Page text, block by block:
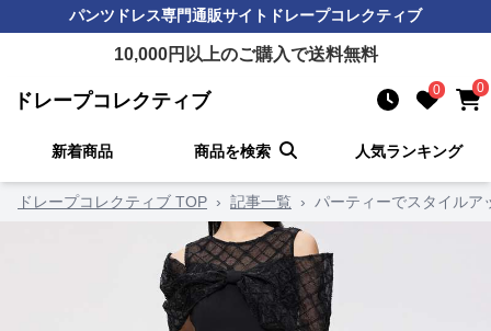
パンツドレス専門通販サイト ドレープコレクティブ
10,000円以上のご購入で送料無料
ドレープコレクティブ 0 0
新着商品 商品を検索 人気ランキング
ドレープコレクティブ TOP › 記事一覧 › パーティーでスタイルア